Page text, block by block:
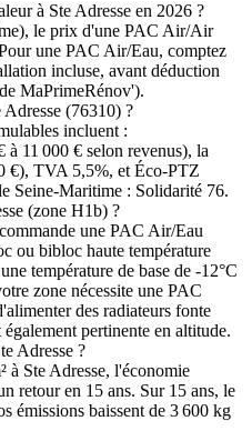
à Ste Adresse en 2026 ?
le prix d'une PAC Air/Air
une PAC Air/Eau, comptez
incluse, avant déduction
MaPrimeRénov').
(76310) ?
incluent :
11 000 € selon revenus), la
€), TVA 5,5%, et Éco-PTZ
Seine-Maritime : Solidarité 76.
(zone H1b) ?
une PAC Air/Eau
ou bibloc haute température
température de base de -12°C
zone nécessite une PAC
des radiateurs fonte
pertinente en altitude.
Adresse ?
à Ste Adresse, l'économie
retour en 15 ans. Sur 15 ans, le
émissions baissent de 3 600 kg